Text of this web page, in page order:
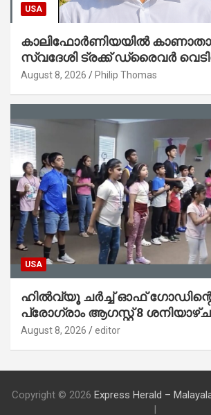
USA
കാലിഫോർണിയയിൽ
സ്വദേശി ട്രക്ക് ഡ്രൈവർ
കൊല്ലപ്പെട്ട നിലയിൽ
August 8, 2026 Philip Thomas
USA
ഹിൽവ്യൂ ചർച്ച് ഓഫ്
പ്രോഗ്രാം ആഗസ്റ്റ് 8 ശനിയാഴ്ച
മണിക്ക് ആരംഭിയ്ക്കുന്നു
August 8, 2026 editor
Copyright © 2026 Express Herald –